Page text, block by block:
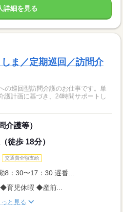
詳細を見る
ま／定期巡回／訪問介
の巡回型訪問介護のお仕事です。単
護計画に基づき、24時間サポートし
介護等）
徒歩 18分）
交通費全額支給
8：30〜17：30 遅番...
育児休暇 ◆産前...
っと見る